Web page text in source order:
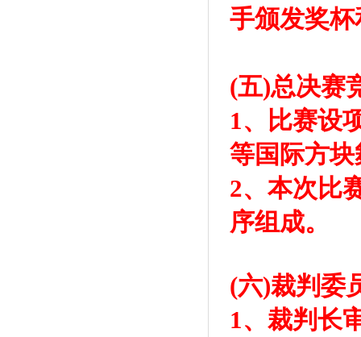
手颁发奖
(五)总决赛
1、比赛设
等国际方
2、本次比
序组成。
(六)裁判委
1、裁判长